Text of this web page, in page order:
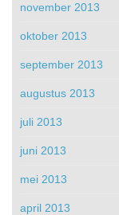
november 2013
oktober 2013
september 2013
augustus 2013
juli 2013
juni 2013
mei 2013
april 2013